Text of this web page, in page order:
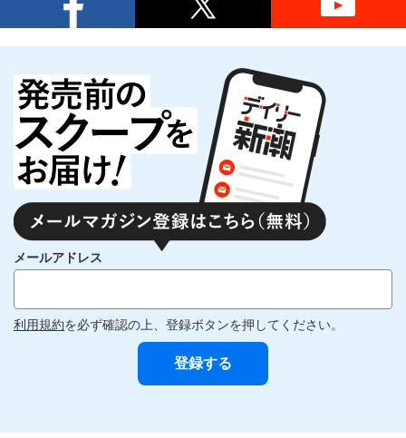
メールアドレス
利用規約を必ず確認の上、登録ボタンを押してください。